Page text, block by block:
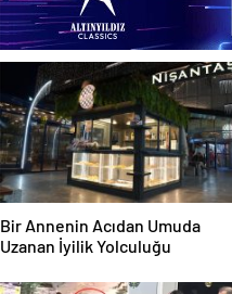
Bir Annenin Acıdan Umuda
Uzanan İyilik Yolculuğu